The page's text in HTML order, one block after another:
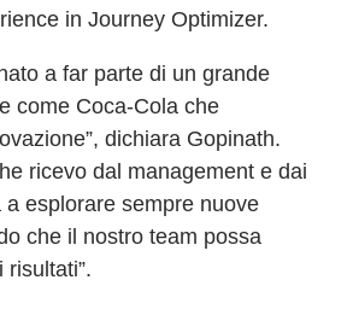
in Journey Optimizer.
a far parte di un grande
come Coca-Cola che
dichiara Gopinath.
ricevo dal management e dai
esplorare sempre nuove
che il nostro team possa
risultati”.